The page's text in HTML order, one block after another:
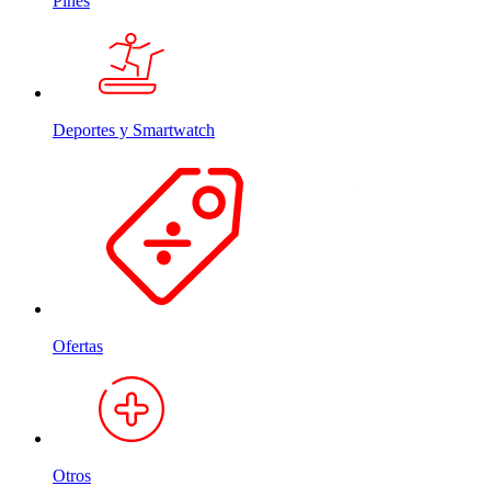
Deportes y Smartwatch
Ofertas
Otros